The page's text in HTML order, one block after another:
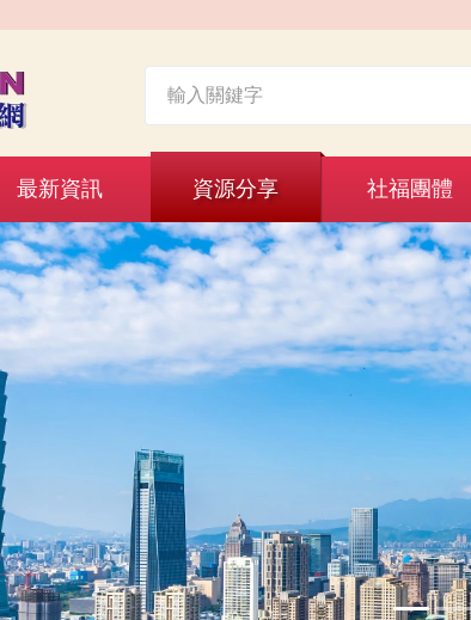
最新資訊 資源分享 社福團體